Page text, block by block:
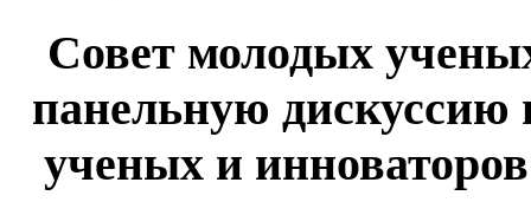
Совет молодых
панельную
ученых и